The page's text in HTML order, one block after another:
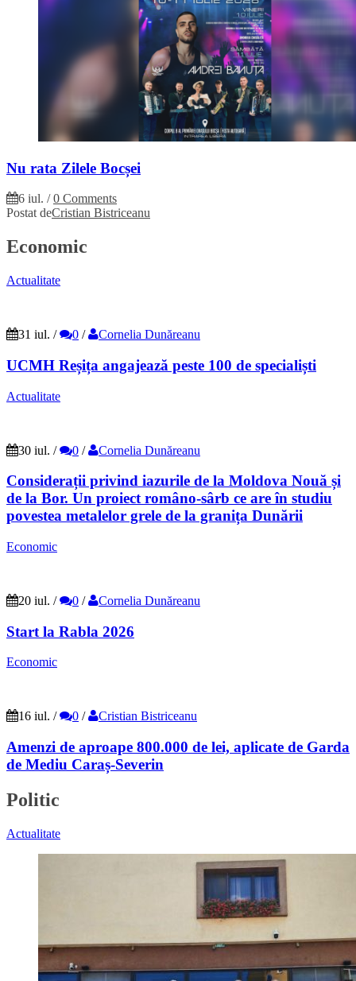
Nu rata Zilele Bocșei
6 iul. / 0 Comments
Postat deCristian Bistriceanu
Economic
Actualitate
31 iul. / 0 / Cornelia Dunăreanu
UCMH Reșița angajează peste 100 de specialiști
Actualitate
30 iul. / 0 / Cornelia Dunăreanu
Considerații privind iazurile de la Moldova Nouă și
de la Bor. Un proiect româno-sârb ce are în studiu
povestea metalelor grele de la granița Dunării
Economic
20 iul. / 0 / Cornelia Dunăreanu
Start la Rabla 2026
Economic
16 iul. / 0 / Cristian Bistriceanu
Amenzi de aproape 800.000 de lei, aplicate de Garda
de Mediu Caraș-Severin
Politic
Actualitate